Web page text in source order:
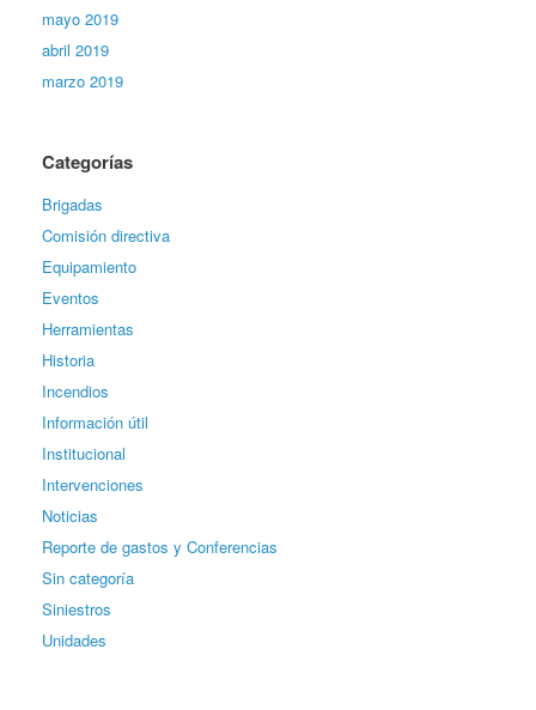
mayo 2019
abril 2019
marzo 2019
Categorías
Brigadas
Comisión directiva
Equipamiento
Eventos
Herramientas
Historia
Incendios
Información útil
Institucional
Intervenciones
Noticias
Reporte de gastos y Conferencias
Sin categoría
Siniestros
Unidades